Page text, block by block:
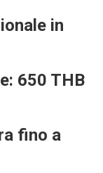
in
: 650 THB
fino a